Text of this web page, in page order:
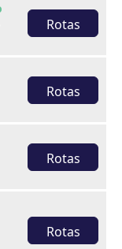
Rotas
Rotas
Rotas
Rotas